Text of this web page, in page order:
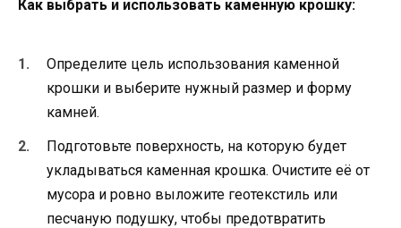
Как выбрать и использовать каменную крошку:
Определите цель использования каменной
крошки и выберите нужный размер и форму
камней.
Подготовьте поверхность, на которую будет
укладываться каменная крошка. Очистите её от
мусора и ровно выложите геотекстиль или
песчаную подушку, чтобы предотвратить